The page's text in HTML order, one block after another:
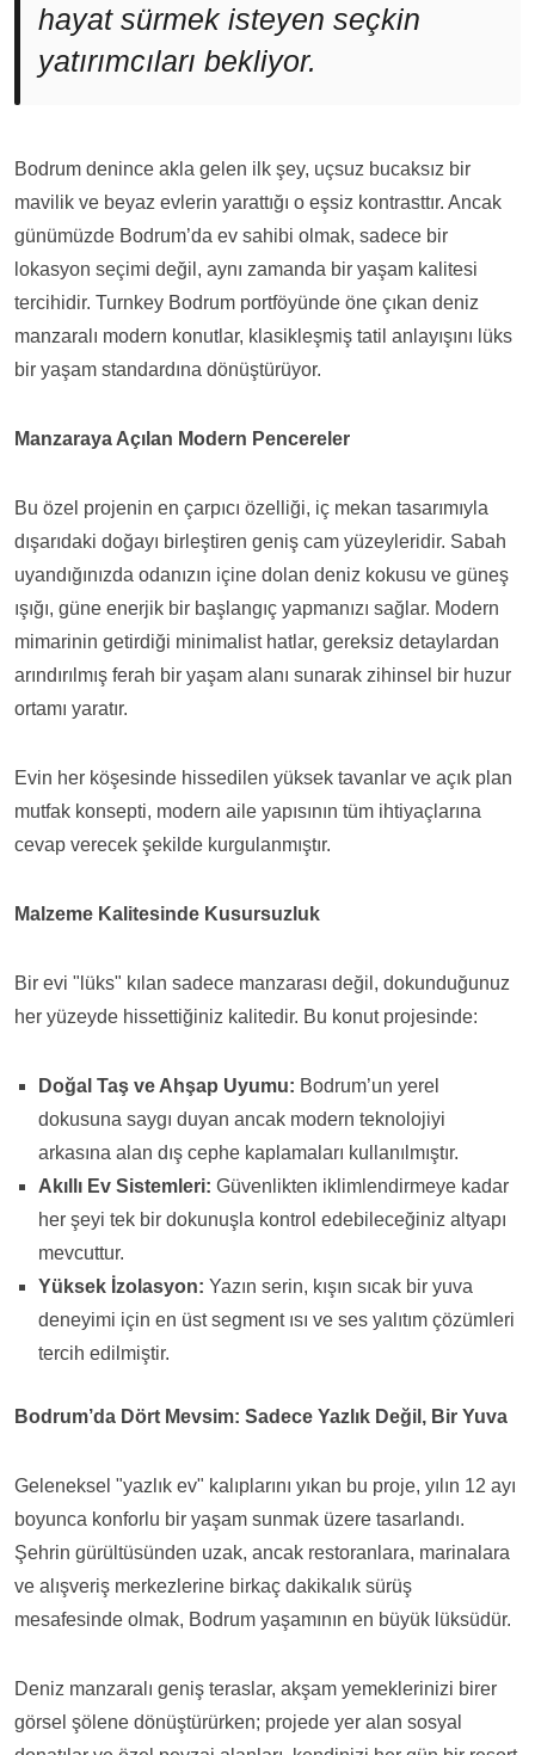
hayat sürmek isteyen seçkin
yatırımcıları bekliyor.
Bodrum denince akla gelen ilk şey, uçsuz bucaksız bir
mavilik ve beyaz evlerin yarattığı o eşsiz kontrasttır. Ancak
günümüzde Bodrum’da ev sahibi olmak, sadece bir
lokasyon seçimi değil, aynı zamanda bir yaşam kalitesi
tercihidir. Turnkey Bodrum portföyünde öne çıkan deniz
manzaralı modern konutlar, klasikleşmiş tatil anlayışını lüks
bir yaşam standardına dönüştürüyor.
Manzaraya Açılan Modern Pencereler
Bu özel projenin en çarpıcı özelliği, iç mekan tasarımıyla
dışarıdaki doğayı birleştiren geniş cam yüzeyleridir. Sabah
uyandığınızda odanızın içine dolan deniz kokusu ve güneş
ışığı, güne enerjik bir başlangıç yapmanızı sağlar. Modern
mimarinin getirdiği minimalist hatlar, gereksiz detaylardan
arındırılmış ferah bir yaşam alanı sunarak zihinsel bir huzur
ortamı yaratır.
Evin her köşesinde hissedilen yüksek tavanlar ve açık plan
mutfak konsepti, modern aile yapısının tüm ihtiyaçlarına
cevap verecek şekilde kurgulanmıştır.
Malzeme Kalitesinde Kusursuzluk
Bir evi "lüks" kılan sadece manzarası değil, dokunduğunuz
her yüzeyde hissettiğiniz kalitedir. Bu konut projesinde:
Doğal Taş ve Ahşap Uyumu: Bodrum’un yerel
dokusuna saygı duyan ancak modern teknolojiyi
arkasına alan dış cephe kaplamaları kullanılmıştır.
Akıllı Ev Sistemleri: Güvenlikten iklimlendirmeye kadar
her şeyi tek bir dokunuşla kontrol edebileceğiniz altyapı
mevcuttur.
Yüksek İzolasyon: Yazın serin, kışın sıcak bir yuva
deneyimi için en üst segment ısı ve ses yalıtım çözümleri
tercih edilmiştir.
Bodrum’da Dört Mevsim: Sadece Yazlık Değil, Bir Yuva
Geleneksel "yazlık ev" kalıplarını yıkan bu proje, yılın 12 ayı
boyunca konforlu bir yaşam sunmak üzere tasarlandı.
Şehrin gürültüsünden uzak, ancak restoranlara, marinalara
ve alışveriş merkezlerine birkaç dakikalık sürüş
mesafesinde olmak, Bodrum yaşamının en büyük lüksüdür.
Deniz manzaralı geniş teraslar, akşam yemeklerinizi birer
görsel şölene dönüştürürken; projede yer alan sosyal